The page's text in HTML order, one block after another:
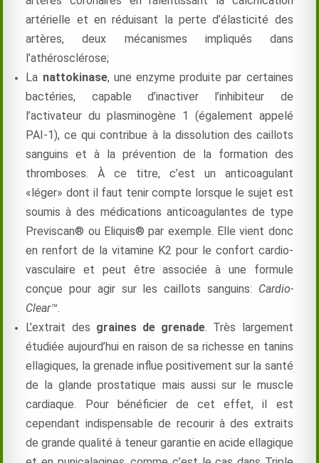
artérielle et en réduisant la perte d’élasticité des
artères, deux mécanismes impliqués dans
l’athérosclérose;
La nattokinase, une enzyme produite par certaines
bactéries, capable d’inactiver l’inhibiteur de
l’activateur du plasminogène 1 (également appelé
PAI-1), ce qui contribue à la dissolution des caillots
sanguins et à la prévention de la formation des
thromboses. À ce titre, c’est un anticoagulant
«léger» dont il faut tenir compte lorsque le sujet est
soumis à des médications anticoagulantes de type
Previscan® ou Eliquis® par exemple. Elle vient donc
en renfort de la vitamine K2 pour le confort cardio-
vasculaire et peut être associée à une formule
conçue pour agir sur les caillots sanguins: Cardio-
Clear™.
L’extrait des graines de grenade. Très largement
étudiée aujourd’hui en raison de sa richesse en tanins
ellagiques, la grenade influe positivement sur la santé
de la glande prostatique mais aussi sur le muscle
cardiaque. Pour bénéficier de cet effet, il est
cependant indispensable de recourir à des extraits
de grande qualité à teneur garantie en acide ellagique